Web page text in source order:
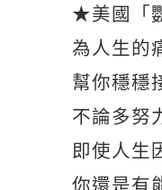
★美國「
為人生的
幫你穩穩
不論多努
即使人生
你還是有